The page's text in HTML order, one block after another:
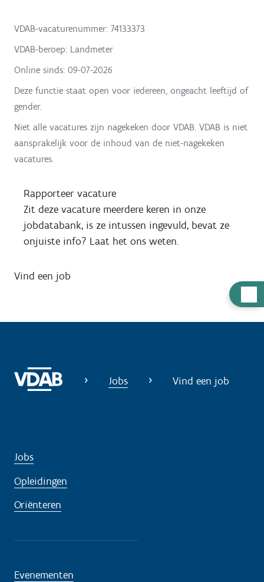
u
l
VDAB-vacaturenummer: 74133373
VDAB-beroep: Landmeter
Online sinds: 09-07-2026
Deze functie staat open voor iedereen, ongeacht leeftijd of
gender.
Niet alle vacatures zijn nagekeken door VDAB. VDAB is niet
aansprakelijk voor de inhoud van de niet-nagekeken
vacatures.
Rapporteer vacature
Zit deze vacature meerdere keren in onze
jobdatabank, is ze intussen ingevuld, bevat ze
onjuiste info? Laat het ons weten.
Vind een job
Jobs Vind een job
Jobs
Opleidingen
Oriënteren
Evenementen